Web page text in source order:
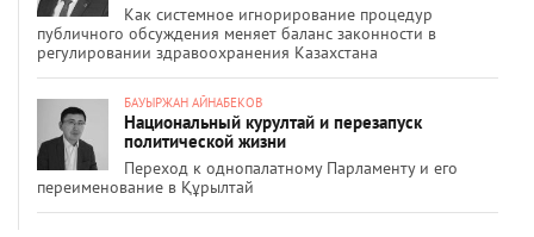
Как системное игнорирование процедур
публичного обсуждения меняет баланс законности в
регулировании здравоохранения Казахстана
БАУЫРЖАН АЙНАБЕКОВ
Национальный курултай и перезапуск
политической жизни
Переход к однопалатному Парламенту и его
переименование в Құрылтай